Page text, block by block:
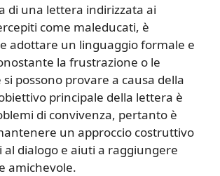
di una lettera indirizzata ai
come maleducati, è
adottare un linguaggio formale e
la frustrazione o le
possono provare a causa della
principale della lettera è
di convivenza, pertanto è
un approccio costruttivo
al dialogo e aiuti a raggiungere
amichevole.